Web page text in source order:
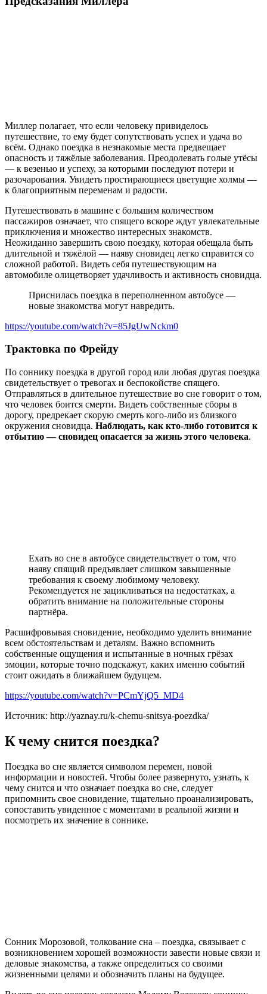
Миллер полагает, что если человеку привиделось
путешествие, то ему будет сопутствовать успех и удача во
всём. Однако поездка в незнакомые места предвещает
опасность и тяжёлые заболевания. Преодолевать голые утёсы
— к везенью и успеху, за которыми последуют потери и
разочарования. Увидеть простирающиеся цветущие холмы —
к благоприятным переменам и радости.
Путешествовать в машине с большим количеством
пассажиров означает, что спящего вскоре ждут увлекательные
приключения и множество интересных знакомств.
Неожиданно завершить свою поездку, которая обещала быть
длительной и тяжёлой — наяву сновидец легко справится со
сложной работой. Видеть себя путешествующим на
автомобиле олицетворяет удачливость и активность сновидца.
Приснилась поездка в переполненном автобусе —
новые знакомства могут навредить.
https://youtube.com/watch?v=85JgUwNckm0
Трактовка по Фрейду
По соннику поездка в другой город или любая другая поездка
свидетельствует о тревогах и беспокойстве спящего.
Отправляться в длительное путешествие во сне говорит о том,
что человек боится смерти. Видеть собственные сборы в
дорогу, предрекает скорую смерть кого-либо из близкого
окружения сновидца. Наблюдать, как кто-либо готовится к
отбытию — сновидец опасается за жизнь этого человека.
Ехать во сне в автобусе свидетельствует о том, что
наяву спящий предъявляет слишком завышенные
требования к своему любимому человеку.
Рекомендуется не зацикливаться на недостатках, а
обратить внимание на положительные стороны
партнёра.
Расшифровывая сновидение, необходимо уделить внимание
всем обстоятельствам и деталям. Важно вспомнить
собственные ощущения и испытанные в ночных грёзах
эмоции, которые точно подскажут, каких именно событий
стоит ожидать в ближайшем будущем.
https://youtube.com/watch?v=PCmYjQ5_MD4
Источник: http://yaznay.ru/k-chemu-snitsya-poezdka/
К чему снится поездка?
Поездка во сне является символом перемен, новой
информации и новостей. Чтобы более развернуто, узнать, к
чему снится и что означает поездка во сне, следует
припомнить свое сновидение, тщательно проанализировать,
сопоставить увиденное с моментами в реальной жизни и
посмотреть их значение в соннике.
Сонник Морозовой, толкование сна – поездка, связывает с
возникновением хорошей возможности завести новые связи и
деловые знакомства, а также определиться со своими
жизненными целями и обозначить планы на будущее.